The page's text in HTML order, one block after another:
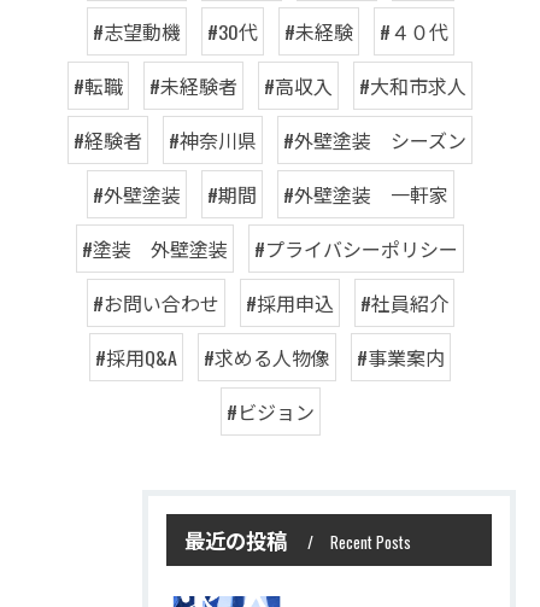
#志望動機 #30代 #未経験
#４０代
#転職
#未経験者 #高収入
#大和市求人
#経験者
#神奈川県
#外壁塗装 シーズン
#外壁塗装
#期間
#外壁塗装 一軒家
#塗装 外壁塗装
#プライバシーポリシー
#お問い合わせ
#採用申込
#社員紹介
#採用Q&A
#求める人物像
#事業案内
#ビジョン
最近の投稿 Recent Posts